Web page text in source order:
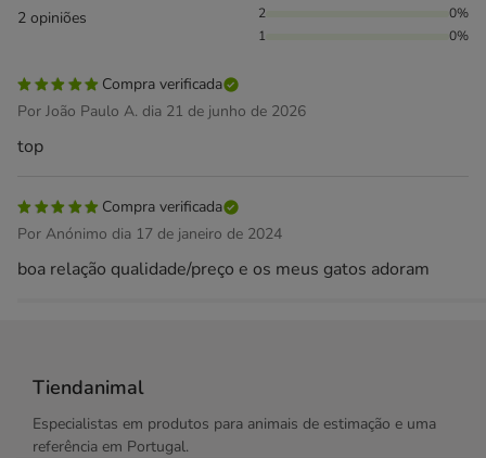
2 opiniões
2
0%
1
0%
Compra verificada
Por João Paulo A. dia 21 de junho de 2026
top
Compra verificada
Por Anónimo dia 17 de janeiro de 2024
boa relação qualidade/preço e os meus gatos adoram
Tiendanimal
Especialistas em produtos para animais de estimação e uma
referência em Portugal.